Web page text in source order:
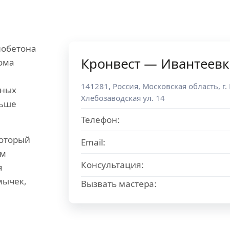
Кронвест —
141281 , Россия, Московская область, г.
Хлебозаводская ул. 14
Телефон:
Email:
Консультация:
Вызвать мастера: